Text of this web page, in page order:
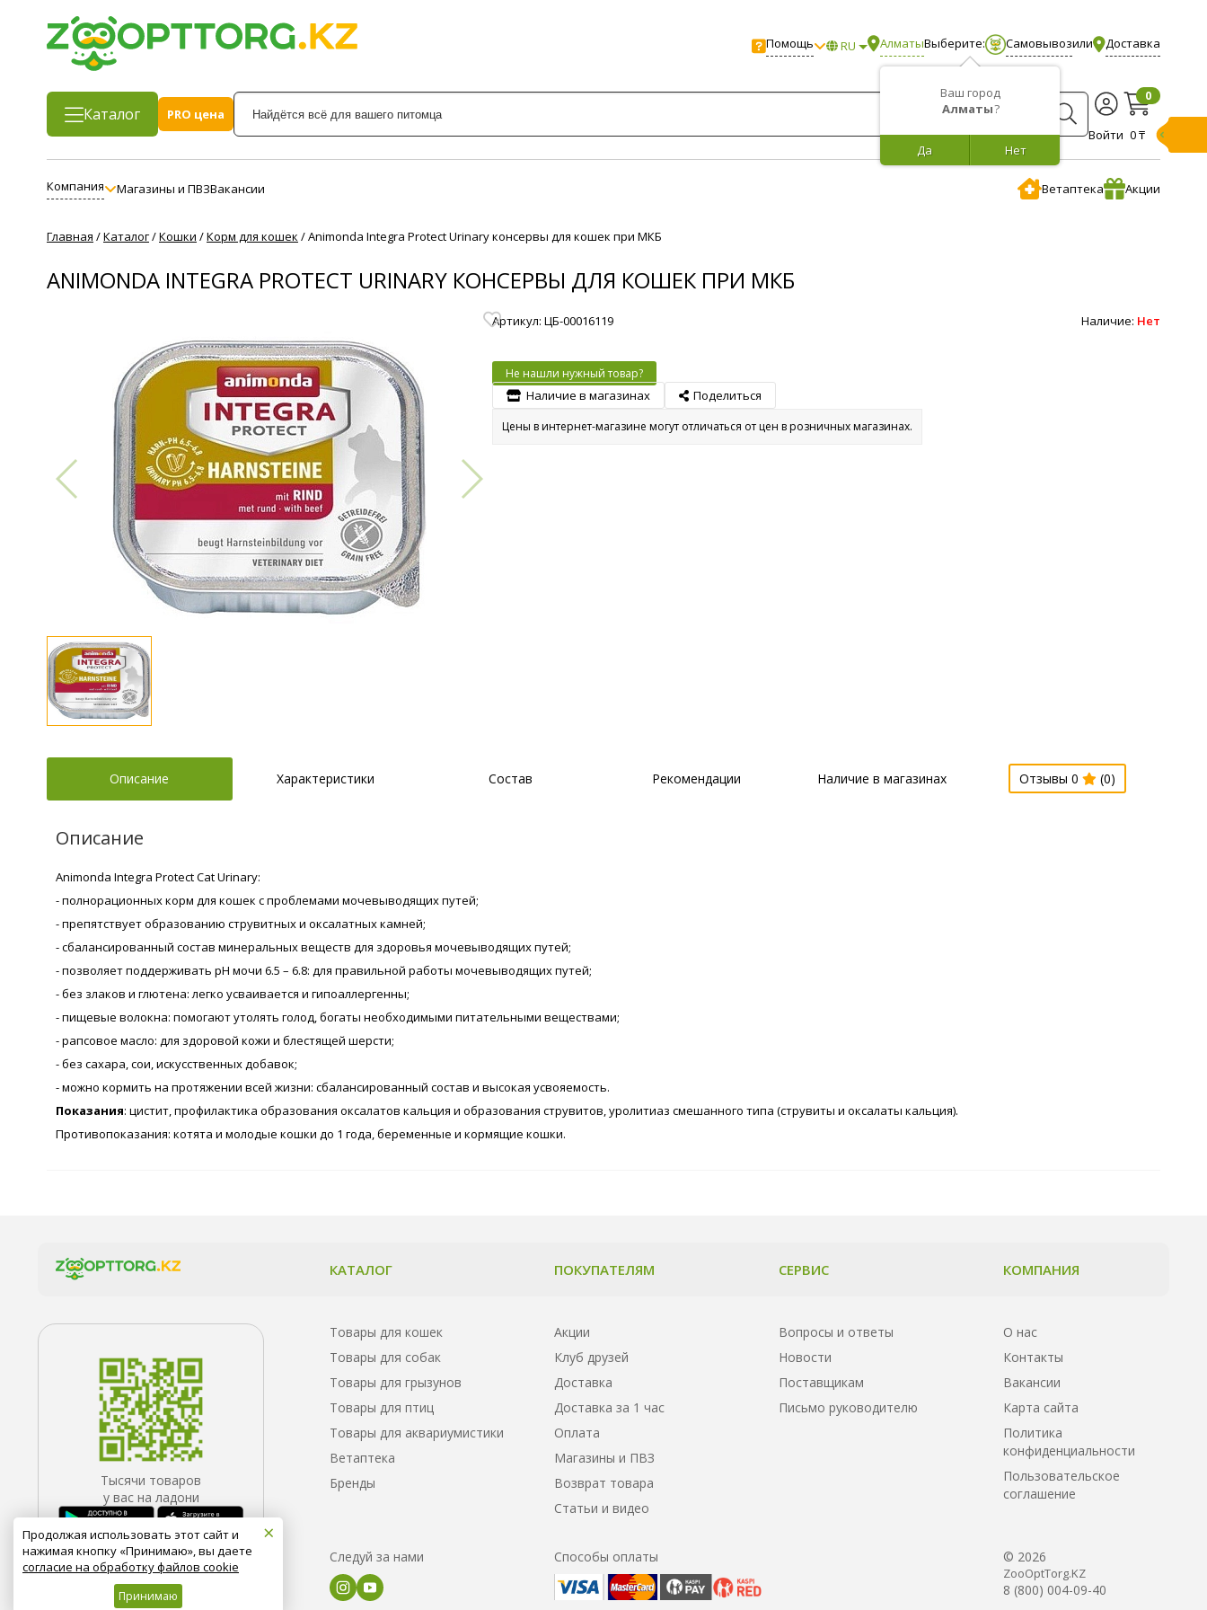
Помощь RU Алматы
Ваш город
Алматы?
Нет
Да
Выберите: Самовывозили Доставка
Каталог
PRO цена
Войти
0
0 ₸
Компания Магазины и ПВЗВакансии Ветаптека Акции
Главная /Каталог/Кошки /Корм для кошек /Animonda Integra Protect Urinary конcервы для кошек при МКБ
ANIMONDA INTEGRA PROTECT URINARY КОНCЕРВЫ ДЛЯ КОШЕК ПРИ МКБ
Артикул: ЦБ-00016119 Наличие: Нет
Не нашли нужный товар?
Наличие в магазинах Поделиться
Цены в интернет-магазине могут отличаться от цен в розничных магазинах.
Описание Характеристики Состав Рекомендации Наличие в магазинах Отзывы 0 (0)
Описание
Animonda Integra Protect Cat Urinary:
- полнорационных корм для кошек с проблемами мочевыводящих путей;
- препятствует образованию струвитных и оксалатных камней;
- сбалансированный состав минеральных веществ для здоровья мочевыводящих путей;
- позволяет поддерживать pH мочи 6.5 – 6.8: для правильной работы мочевыводящих путей;
- без злаков и глютена: легко усваивается и гипоаллергенны;
- пищевые волокна: помогают утолять голод, богаты необходимыми питательными веществами;
- рапсовое масло: для здоровой кожи и блестящей шерсти;
- без сахара, сои, искусственных добавок;
- можно кормить на протяжении всей жизни: сбалансированный состав и высокая усвояемость.
Показания: цистит, профилактика образования оксалатов кальция и образования струвитов, уролитиаз смешанного типа (струвиты и оксалаты кальция).
Противопоказания: котята и молодые кошки до 1 года, беременные и кормящие кошки.
Тысячи товаров
у вас на ладони
КАТАЛОГ
Товары для кошек
Товары для собак
Товары для грызунов
Товары для птиц
Товары для аквариумистики
Ветаптека
Бренды
ПОКУПАТЕЛЯМ
Акции
Клуб друзей
Доставка
Доставка за 1 час
Оплата
Магазины и ПВЗ
Возврат товара
Статьи и видео
СЕРВИС
Вопросы и ответы
Новости
Поставщикам
Письмо руководителю
КОМПАНИЯ
О нас
Контакты
Вакансии
Карта сайта
Политика
конфиденциальности
Пользовательское
соглашение
Следуй за нами Способы оплаты © 2026
ZooOptTorg.KZ
8 (800) 004-09-40
×
Продолжая использовать этот сайт и
нажимая кнопку «Принимаю», вы даете
согласие на обработку файлов cookie
Принимаю